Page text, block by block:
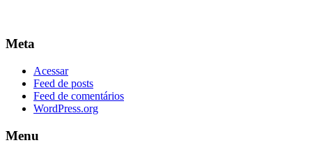
Meta
Acessar
Feed de posts
Feed de comentários
WordPress.org
Menu